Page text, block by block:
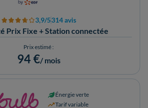
Prix Fixe + Station connectée
3,9/5314 avis
Prix estimé :
94 €/ mois
Énergie verte
Tarif variable